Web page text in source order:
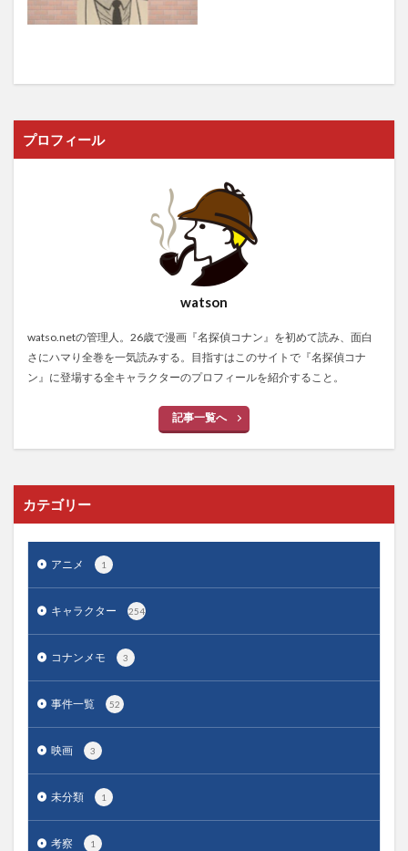
プロフィール
watson
watso.netの管理人。26歳で漫画『名探偵コナン』を初めて読み、面白
さにハマり全巻を一気読みする。目指すはこのサイトで『名探偵コナ
ン』に登場する全キャラクターのプロフィールを紹介すること。
記事一覧へ
カテゴリー
アニメ 1
キャラクター 254
コナンメモ 3
事件一覧 52
映画 3
未分類 1
考察 1